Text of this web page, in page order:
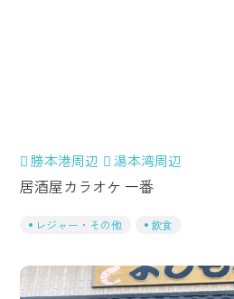
勝本港周辺 湯本湾周辺
居酒屋カラオケ 一番
レジャー・その他 飲食